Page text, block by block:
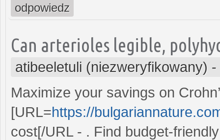
odpowiedz
Can arterioles legible,
atibeeletuli (niezweryfikowany) -
Maximize your savings on
[URL=https://
cost[/URL - . Find budget-